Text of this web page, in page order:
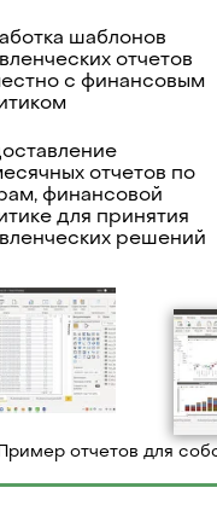
отчетов для
шаблонов
отчетов
с финансовым
отчетов по
финансовой
для принятия
решений